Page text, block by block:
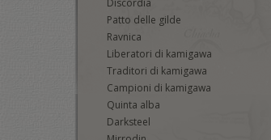
Discordia
Patto delle gilde
Ravnica
Liberatori di kamigawa
Traditori di kamigawa
Campioni di kamigawa
Quinta alba
Darksteel